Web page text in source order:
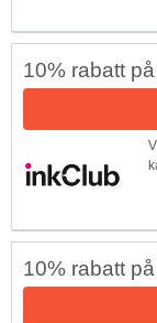
10% rabatt
10% rabatt